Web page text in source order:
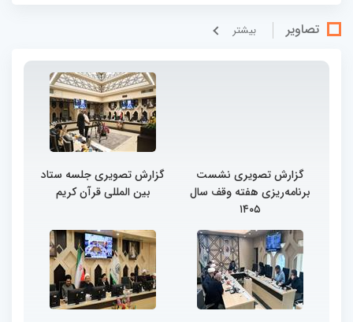
تصاویر بيشتر
گزارش تصویری نشست
برنامه‌ریزی هفته وقف سال
۱۴۰۵
گزارش تصویری جلسه ستاد
بین المللی قرآن کریم